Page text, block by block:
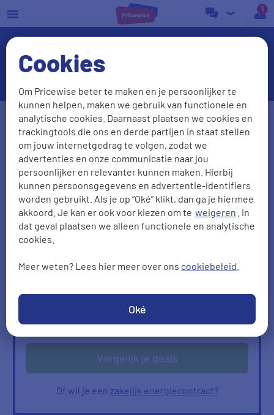
Cookies
Om Pricewise beter te maken en je persoonlijker te
kunnen helpen, maken we gebruik van functionele en
analytische cookies. Daarnaast plaatsen we cookies en
trackingtools die ons en derde partijen in staat stellen
om jouw internetgedrag te volgen, zodat we
advertenties en onze communicatie naar jou
persoonlijker en relevanter kunnen maken. Hierbij
kunnen persoonsgegevens en advertentie-identifiers
worden gebruikt. Als je op “Oké” klikt, dan ga je hiermee
akkoord. Je kan er ook voor kiezen om te weigeren . In
dat geval plaatsen we alleen functionele en analytische
cookies.
Meer weten? Lees hier meer over ons cookiebeleid
Oké
a
Vergelijk in Groningen energie
Postcode Huisnr. + Toev.
Huidige leverancier
Aantal personen
1
2000kWh/jr 950m3/jr
Zonnepanelen
Vergelijk je deals
Of wil je een zakelijk energiecontract?
ophalen